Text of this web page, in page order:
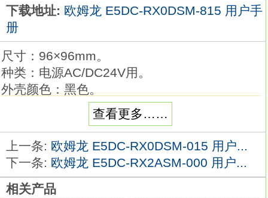
下载地址: 欧姆龙 E5DC-RX0DSM-815 用户手
册
尺寸：96×96mm。
种类：电源AC/DC24V用。
外壳颜色：黑色。
控制输出1：位置比例用继电器输出。
控制输出2：位置比例用继电器输出。
控制模式：位置比例控制欧姆龙 数字温度控制
器用户手册。
辅助输出点数：2点。
事件输入点数：2点。
查看更多……
上一条: 欧姆龙 E5DC-RX0DSM-015 用户...
下一条: 欧姆龙 E5DC-RX2ASM-000 用户...
相关产品